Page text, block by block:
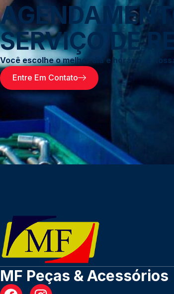
SERVIÇO DE
Você escolhe o melhor dia e horário, e
Entre Em Contato
MF Peças & Acessórios